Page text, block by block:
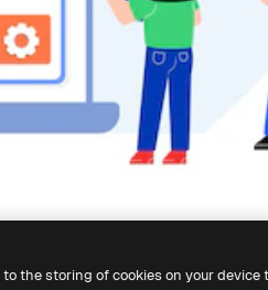
the storing of cookies on your device